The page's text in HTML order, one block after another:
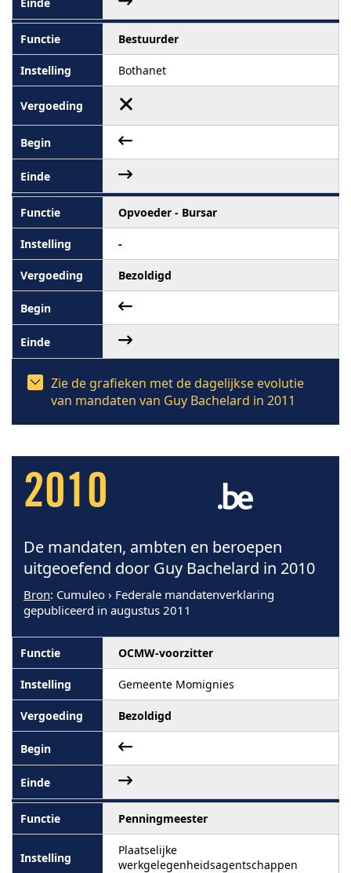
Bestuurder
Bothanet
Opvoeder - Bursar
-
Bezoldigd
Zie de grafieken met de dagelijkse evolutie
van mandaten van Guy Bachelard in 2011
2010
De mandaten, ambten en beroepen
uitgeoefend door Guy Bachelard in 2010
Bron: Cumuleo › Federale mandatenverklaring
gepubliceerd in augustus 2011
OCMW-voorzitter
Gemeente Momignies
Bezoldigd
Penningmeester
Plaatselijke
werkgelegenheidsagentschappen